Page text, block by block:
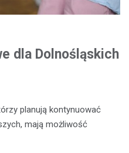
dla Dolnośląskich
planują kontynuować
mają możliwość